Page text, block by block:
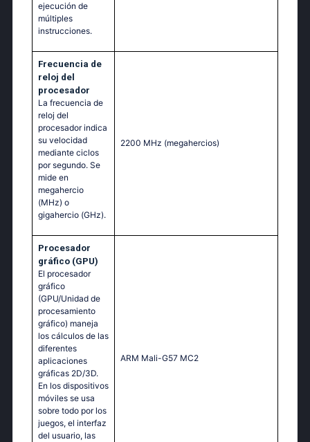
ejecución de
múltiples
instrucciones.
Frecuencia de
reloj del
procesador
La frecuencia de
reloj del
procesador indica
su velocidad
mediante ciclos
por segundo. Se
mide en
megahercio
(MHz) o
gigahercio (GHz).
2200 MHz (megahercios)
Procesador
gráfico (GPU)
El procesador
gráfico
(GPU/Unidad de
procesamiento
gráfico) maneja
los cálculos de las
diferentes
aplicaciones
gráficas 2D/3D.
En los dispositivos
móviles se usa
sobre todo por los
juegos, el interfaz
del usuario, las
ARM Mali-G57 MC2